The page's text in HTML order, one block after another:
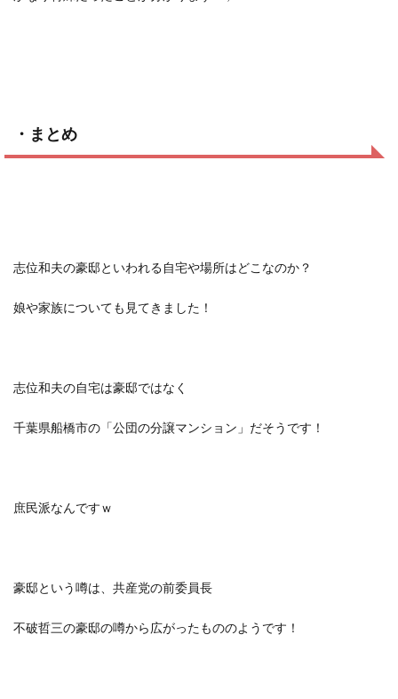
・まとめ
志位和夫の豪邸といわれる自宅や場所はどこなのか？
娘や家族についても見てきました！
志位和夫の自宅は豪邸ではなく
千葉県船橋市の「公団の分譲マンション」だそうです！
庶民派なんですｗ
豪邸という噂は、共産党の前委員長
不破哲三の豪邸の噂から広がったもののようです！